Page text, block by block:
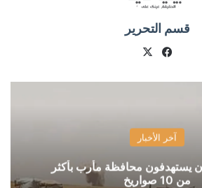
قسم التحرير
فيسبوك
آخر الأخبار
يستهدفون محافظة مأرب بأكثر
من 10 صواريخ